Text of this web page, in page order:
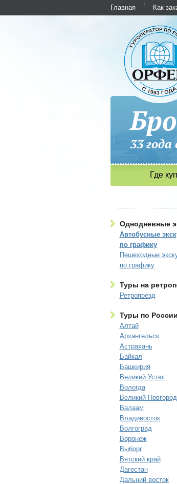
Главная Как
33
Где
Однодневные
Автобусные
по графику
Пешеходные
по графику
Туры на
Ретропоезд
Туры по России
Алтай
Архангельск
Астрахань
Байкал
Башкирия
Великий Устюг
Вологда
Великий Новгород
Валаам
Владивосток
Волгоград
Воронеж
Выборг
Вятский край
Дагестан
Дальний восток